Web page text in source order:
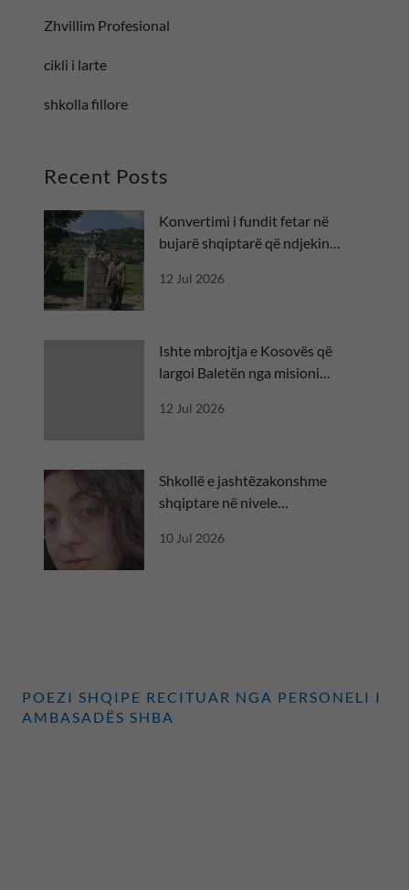
Zhvillim Profesional
cikli i larte
shkolla fillore
Recent Posts
Konvertimi i fundit fetar në
bujarë shqiptarë që ndjekin
12 Jul 2026
Ishte mbrojtja e Kosovës që
largoi Baletën nga misioni
12 Jul 2026
Shkollë e jashtëzakonshme
shqiptare në nivele
10 Jul 2026
POEZI SHQIPE RECITUAR NGA PERSONELI I
AMBASADËS SHBA